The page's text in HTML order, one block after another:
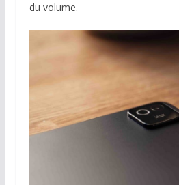
du volume.